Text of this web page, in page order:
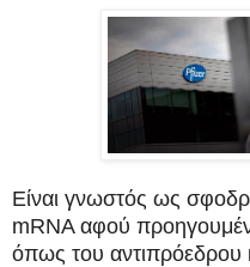
Είναι γνωστός ως
mRNA αφού
όπως του αντιπρόεδρου